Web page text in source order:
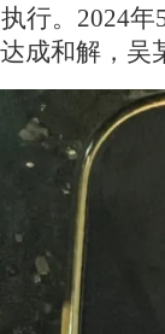
行。2024
成和解，吴